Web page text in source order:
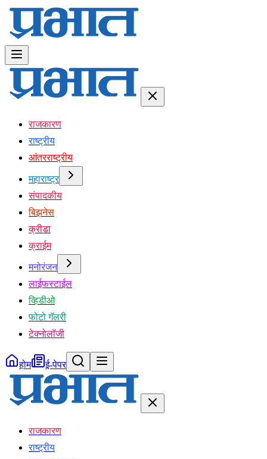
राजकारण
राष्ट्रीय
आंतरराष्ट्रीय
महाराष्ट्र
संपादकीय
बिझनेस
क्रीडा
क्राईम
मनोरंजन
लाईफस्टाईल
व्हिडीओ
फोटो गॅलरी
टेक्नोलॉजी
होम ई-पेपर
राजकारण
राष्ट्रीय